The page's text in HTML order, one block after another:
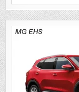
for: